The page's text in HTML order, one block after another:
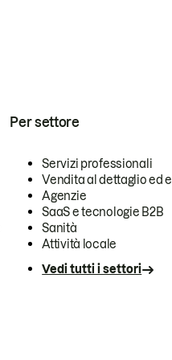
Per settore
Servizi professionali
Vendita al dettaglio ed
Agenzie
SaaS e tecnologie B2B
Sanità
Attività locale
Vedi tutti i settori